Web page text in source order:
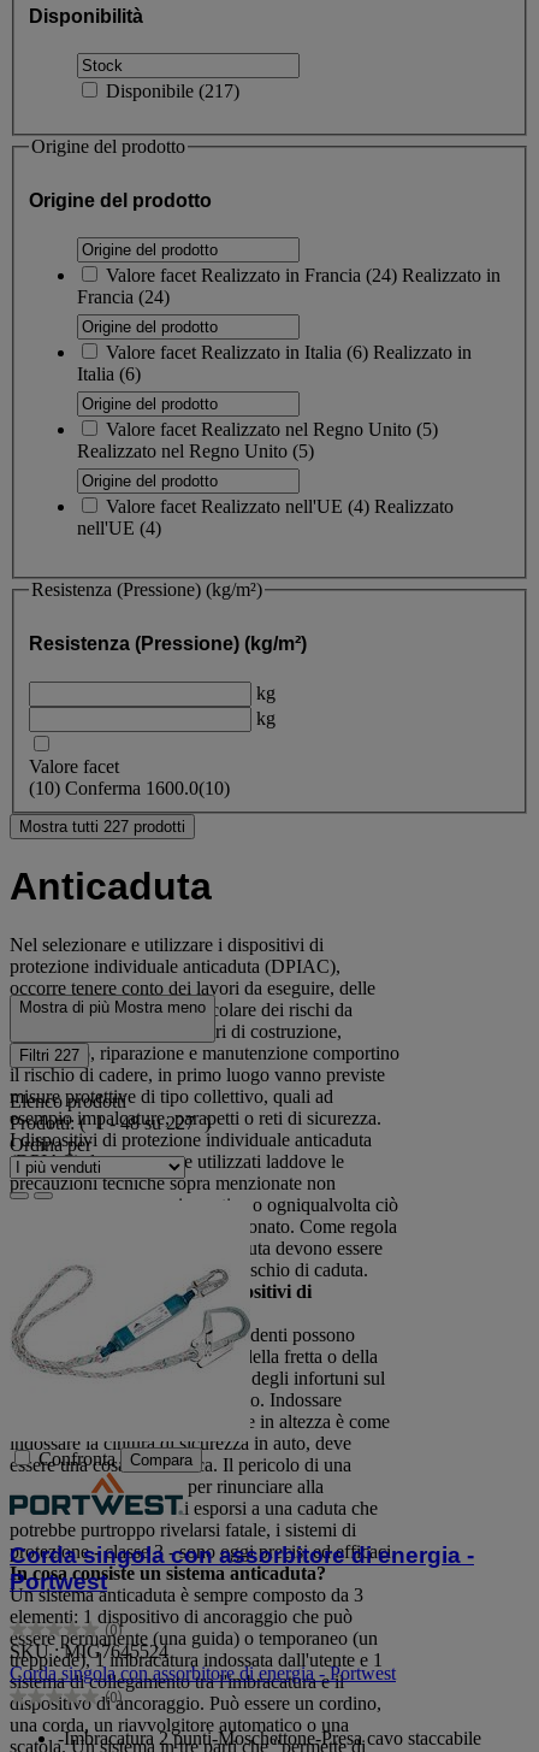
Disponibilità
Disponibile (217)
Origine del prodotto
Origine del prodotto
Valore facet Realizzato in Francia (24) Realizzato in
Francia (24)
Valore facet Realizzato in Italia (6) Realizzato in
Italia (6)
Valore facet Realizzato nel Regno Unito (5)
Realizzato nel Regno Unito (5)
Valore facet Realizzato nell'UE (4) Realizzato
nell'UE (4)
Resistenza (Pressione) (kg/m²)
Resistenza (Pressione) (kg/m²)
kg
kg
Valore facet
(10) Conferma 1600.0(10)
Mostra tutti 227 prodotti
Anticaduta
Nel selezionare e utilizzare i dispositivi di
protezione individuale anticaduta (DPIAC),
occorre tenere conto dei lavori da eseguire, delle
circostanze locali e in particolare dei rischi da
evitare. Ogniqualvolta lavori di costruzione,
montaggio, riparazione e manutenzione comportino
il rischio di cadere, in primo luogo vanno previste
misure protettive di tipo collettivo, quali ad
esempio impalcature, parapetti o reti di sicurezza.
I dispositivi di protezione individuale anticaduta
(DPIAC) devono essere utilizzati laddove le
precauzioni tecniche sopra menzionate non
possono essere messe in pratica o ogniqualvolta ciò
comporti un impegno sproporzionato. Come regola
generale, le precauzioni anticaduta devono essere
prese non appena si palesa un rischio di caduta.
Perché si devono usare i dispositivi di
protezione anticaduta?
Nonostante l'esperienza, gli incidenti possono
accadere rapidamente, a causa della fretta o della
mancanza di attenzione. Il 10% degli infortuni sul
lavoro è dovuto a cadute dall'alto. Indossare
un'imbracatura prima di lavorare in altezza è come
indossare la cintura di sicurezza in auto, deve
essere una cosa automatica. Il pericolo di una
caduta è troppo grande per rinunciare alla
sicurezza. Per evitare di esporsi a una caduta che
potrebbe purtroppo rivelarsi fatale, i sistemi di
protezione - classe 3 - sono oggi precisi ed efficaci.
In cosa consiste un sistema anticaduta?
Un sistema anticaduta è sempre composto da 3
elementi: 1 dispositivo di ancoraggio che può
essere permanente (una guida) o temporaneo (un
treppiede), 1 imbracatura indossata dall'utente e 1
sistema di collegamento tra l'imbracatura e il
dispositivo di ancoraggio. Può essere un cordino,
una corda, un riavvolgitore automatico o una
scatola. Un sistema in tre parti che "permette di
Mostra di più Mostra meno
Filtri 227
Elenco prodotti
Prodotti:( 1 - 48 su 227 )
Ordina per
Confronta Compara
Corda singola con assorbitore di energia -
Portwest
(0)
0.0
su
5
stelle.
SKU : MIG7645524
Corda singola con assorbitore di energia - Portwest
(0)
0.0
su
-Imbracatura 2 punti-Moschettone-Presa cavo staccabile